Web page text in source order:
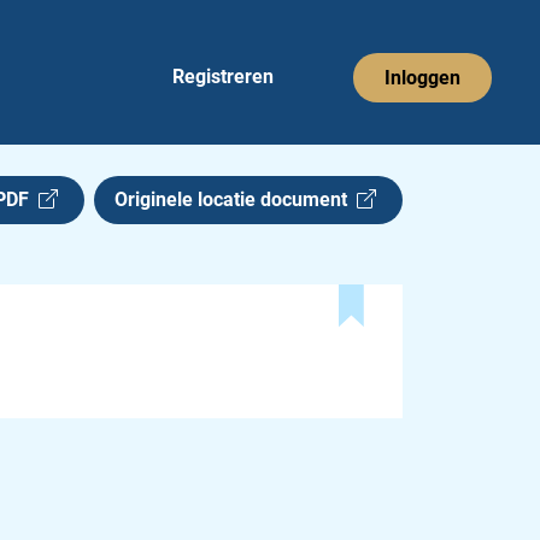
Registreren Inloggen
Originele locatie document